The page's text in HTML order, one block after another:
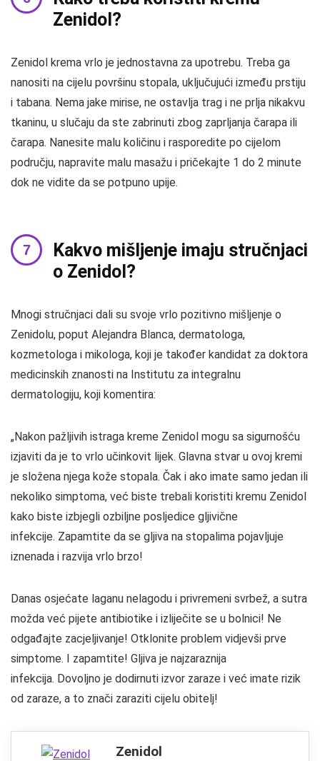
Zenidol?
Zenidol krema vrlo je jednostavna za upotrebu. Treba ga
nanositi na cijelu površinu stopala, uključujući između prstiju
i tabana. Nema jake mirise, ne ostavlja trag i ne prlja nikakvu
tkaninu, u slučaju da ste zabrinuti zbog zaprljanja čarapa ili
čarapa. Nanesite malu količinu i rasporedite po cijelom
području, napravite malu masažu i pričekajte 1 do 2 minute
dok ne vidite da se potpuno upije.
Kakvo mišljenje imaju stručnjaci
o Zenidol?
Mnogi stručnjaci dali su svoje vrlo pozitivno mišljenje o
Zenidolu, poput Alejandra Blanca, dermatologa,
kozmetologa i mikologa, koji je također kandidat za doktora
medicinskih znanosti na Institutu za integralnu
dermatologiju, koji komentira:
„Nakon pažljivih istraga kreme Zenidol mogu sa sigurnošću
izjaviti da je to vrlo učinkovit lijek. Glavna stvar u ovoj kremi
je složena njega kože stopala. Čak i ako imate samo jedan ili
nekoliko simptoma, već biste trebali koristiti kremu Zenidol
kako biste izbjegli ozbiljne posljedice gljivične
infekcije. Zapamtite da se gljiva na stopalima pojavljuje
iznenada i razvija vrlo brzo!
Danas osjećate laganu nelagodu i privremeni svrbež, a sutra
možda već pijete antibiotike i izliječite se u bolnici! Ne
odgađajte zacjeljivanje! Otklonite problem vidjevši prve
simptome. I zapamtite! Gljiva je najzaraznija
infekcija. Dovoljno je dodirnuti izvor zaraze i već imate rizik
od zaraze, a to znači zaraziti cijelu obitelj!
Zenidol